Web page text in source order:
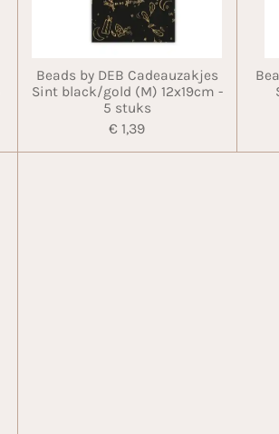
Beads by DEB Cadeauzakjes
Sint black/gold (M) 12x19cm -
5 stuks
€ 1,39